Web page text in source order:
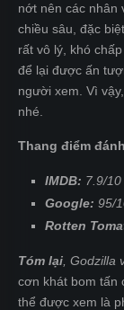
nớt nên các nhân
chiều sâu, đặc
rất vô lý, khó
để lại được ấn
người xem. Vì
nhé.
Thang điểm
IMDB: 7.9/
Google: 95/
Rotten
Tóm lại Godzilla
cơn khát bom tấn
thể được xem là